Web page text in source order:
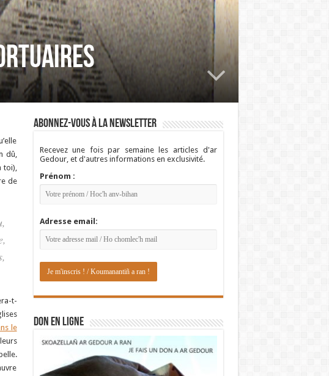
dû,
toi),
de
t-
le
Abonnez-vous à la newsletter
Recevez une fois par semaine les articles d'ar
Gedour, et d'autres informations en exclusivité.
Prénom :
Adresse email:
DON EN LIGNE